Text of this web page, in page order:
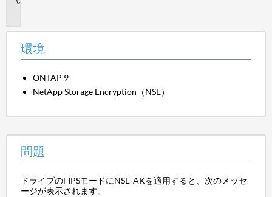
環境
ONTAP 9
NetApp Storage Encryption（NSE）
問題
ドライブのFIPSモードにNSE-AKを適用すると、次のメッセ
ージが表示されます。